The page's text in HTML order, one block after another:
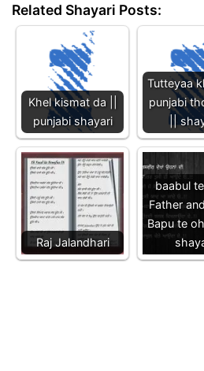
Related Shayari Posts:
Khel kismat da ||
punjabi shayari
Tutteyaa
punjabi
||
Raj Jalandhari
baabul te
Father
Bapu te